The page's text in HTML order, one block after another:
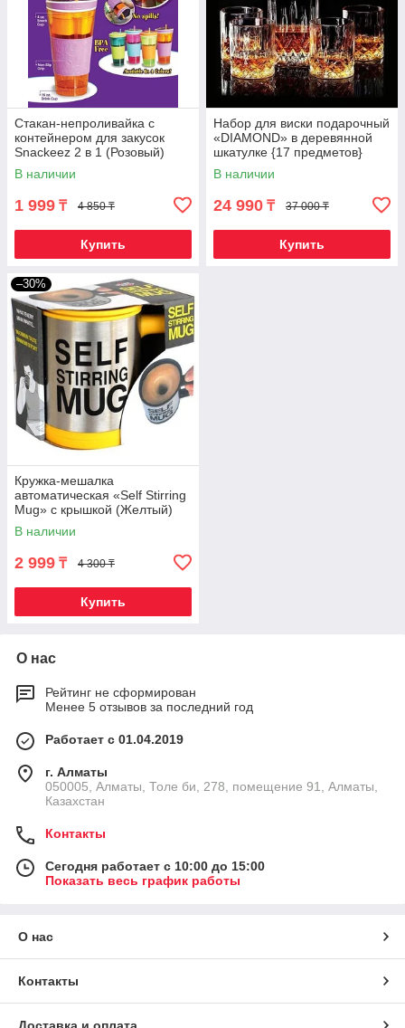
Стакан-непроливайка c
контейнером для закусок
Snackeez 2 в 1 (Розовый)
В наличии
1 999 ₸ 4 850 ₸
Купить
Набор для виски подарочный
«DIAMOND» в деревянной
шкатулке {17 предметов}
В наличии
24 990 ₸ 37 000 ₸
Купить
–30%
Кружка-мешалка
автоматическая «Self Stirring
Mug» с крышкой (Желтый)
В наличии
2 999 ₸ 4 300 ₸
Купить
О нас
Рейтинг не сформирован
Менее 5 отзывов за последний год
Работает с 01.04.2019
г. Алматы
050005, Алматы, Толе би, 278, помещение 91, Алматы,
Казахстан
Контакты
Сегодня работает с 10:00 до 15:00
Показать весь график работы
О нас
Контакты